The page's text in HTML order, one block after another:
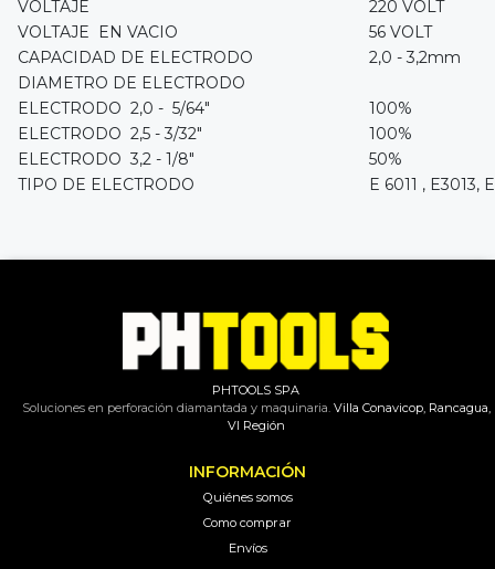
VOLTAJE
220 VOLT
VOLTAJE EN VACIO
56 VOLT
CAPACIDAD DE ELECTRODO
2,0 - 3,2mm
DIAMETRO DE ELECTRODO
ELECTRODO 2,0 - 5/64"
100%
ELECTRODO 2,5 - 3/32"
100%
ELECTRODO 3,2 - 1/8"
50%
TIPO DE ELECTRODO
E 6011 , E3013,
PHTOOLS SPA
Soluciones en perforación diamantada y maquinaria.Villa Conavicop, Rancagua,
VI Región
INFORMACIÓN
Quiénes somos
Como comprar
Envíos